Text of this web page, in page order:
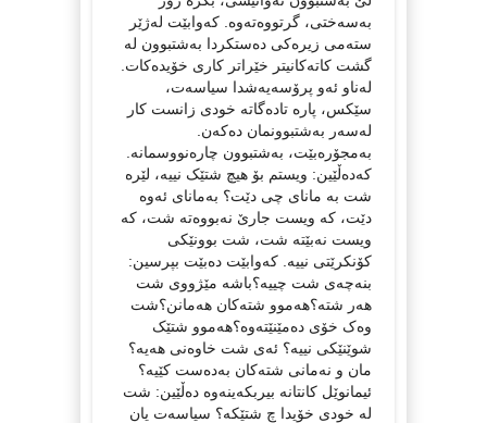
بەسەختی، گرتووەتەوە. کەوابێت لەژێر
ستەمی زیرەکی دەستکردا بەشتبوون لە
گشت کاتەکانیتر خێراتر کاری خۆیدەکات.
لەناو ئەو پرۆسەیەشدا سیاسەت،
سێکس، پارە تادەگاتە خودی زانست کار
لەسەر بەشتبوونمان دەکەن.
بەمجۆرەبێت، بەشتبوون چارەنووسمانە.
کەدەڵێین: ویستم بۆ هیچ شتێک نییە، لێرە
شت بە مانای چی دێت؟ بەمانای ئەوە
دێت، کە ویست جارێ نەبووەتە شت، کە
ویست نەبێتە شت، شت بوونێکی
کۆنکرێتی نییە. کەوابێت دەبێت بپرسین:
بنەچەی شت چییە؟باشە مێژووی شت
هەر شتە؟هەموو شتەکان هەمانن؟شت
وەک خۆی دەمێنێتەوە؟هەموو شتێک
شوێنێکی نییە؟ ئەی شت خاوەنی هەیە؟
مان و نەمانی شتەکان بەدەست کێیە؟
ئیمانوێل کانتانە بیربکەینەوە دەڵێین: شت
لە خودی خۆيدا چ شتێکە؟ سیاسەت یان